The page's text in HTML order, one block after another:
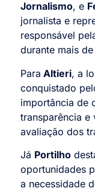
Jornalismo, e
jornalista e
responsável
durante mais
Para Altieri, a
conquistado
importância de
transparência e
avaliação dos
Já Portilho
oportunidades
a necessidade